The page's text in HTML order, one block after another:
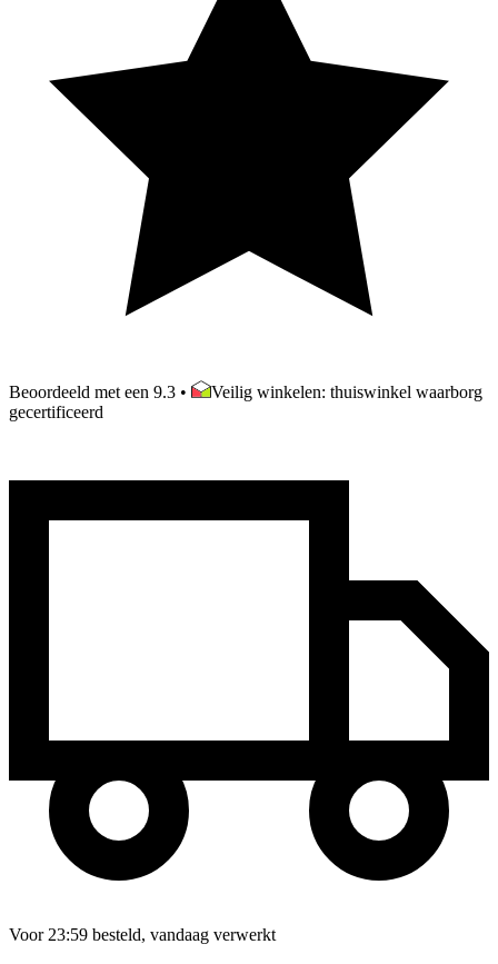
Beoordeeld met een 9.3 •
Veilig winkelen: thuiswinkel waarborg
gecertificeerd
Voor 23:59 besteld, vandaag verwerkt